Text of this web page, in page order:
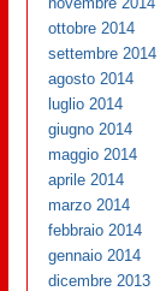
ottobre 2014
settembre 2014
agosto 2014
luglio 2014
giugno 2014
maggio 2014
aprile 2014
marzo 2014
febbraio 2014
gennaio 2014
dicembre 2013